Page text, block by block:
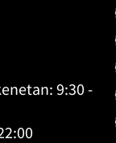
9:30 -